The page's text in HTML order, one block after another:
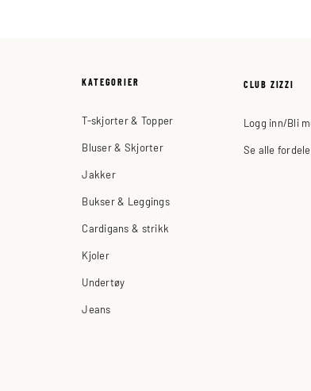
KATEGORIER
T-skjorter & Topper
Bluser & Skjorter
Jakker
Bukser & Leggings
Cardigans & strikk
Kjoler
Undertøy
Jeans
CLUB ZIZZI
Logg inn/Bli
Se alle